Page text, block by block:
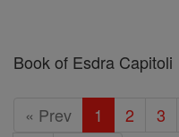
Book of Esdra Capitoli
« Prev 1 2 3